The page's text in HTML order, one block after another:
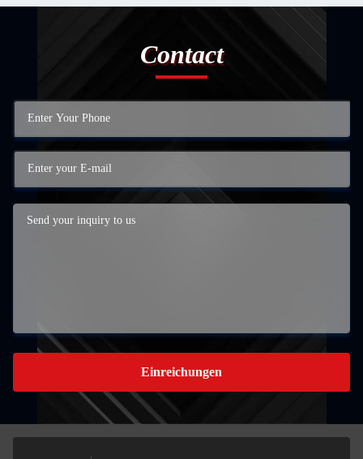
Contact
Einreichungen